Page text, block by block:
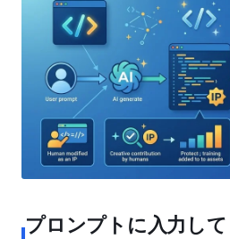
プロンプトに入力し